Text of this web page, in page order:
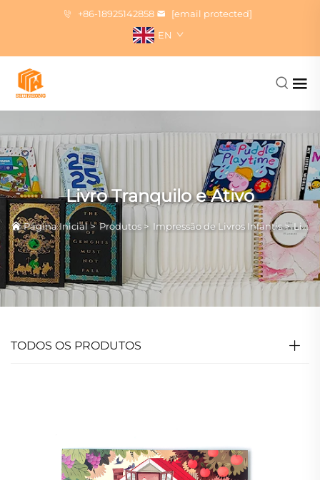
+86-18925142858
[email protected]
EN
Livro Tranquilo e Ativo
Página Inicial>Produtos > Impressão de Livros Infantis>Livro Tranquilo e Ativo
TODOS OS PRODUTOS